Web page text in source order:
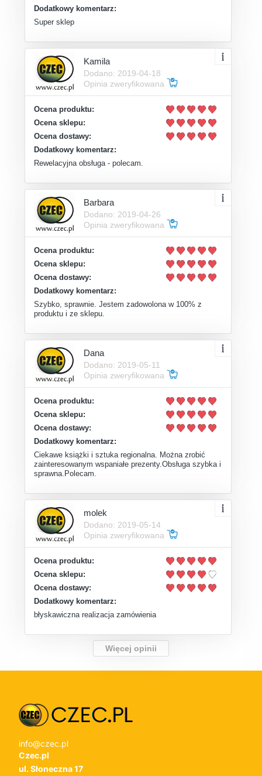
Dodatkowy komentarz:
Super sklep
Kamila
Dodano: 2019-04-18
Opinia zweryfikowana
Ocena produktu:
Ocena sklepu:
Ocena dostawy:
Dodatkowy komentarz:
Rewelacyjna obsługa - polecam.
Barbara
Dodano: 2019-04-26
Opinia zweryfikowana
Ocena produktu:
Ocena sklepu:
Ocena dostawy:
Dodatkowy komentarz:
Szybko, sprawnie. Jestem zadowolona w 100% z
produktu i ze sklepu.
Dana
Dodano: 2019-05-11
Opinia zweryfikowana
Ocena produktu:
Ocena sklepu:
Ocena dostawy:
Dodatkowy komentarz:
Ciekawe książki i sztuka regionalna. Można zrobić
zainteresowanym wspaniałe prezenty.Obsługa szybka i
sprawna.Polecam.
molek
Dodano: 2019-05-14
Opinia zweryfikowana
Ocena produktu:
Ocena sklepu:
Ocena dostawy:
Dodatkowy komentarz:
błyskawiczna realizacja zamówienia
Więcej opinii
info@czec.pl
Czec.pl
ul. Słoneczna 17